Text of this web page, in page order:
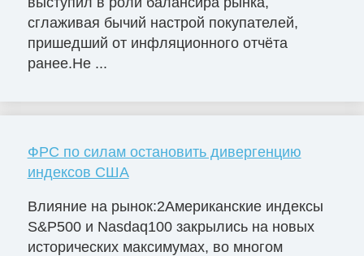
сглаживая бычий настрой покупателей,
пришедший от инфляционного отчёта
ранее.Не ...
ФРС по силам остановить дивергенцию
индексов США
Влияние на рынок:2Американские индексы
S&P500 и Nasdaq100 закрылись на новых
исторических максимумах, во многом